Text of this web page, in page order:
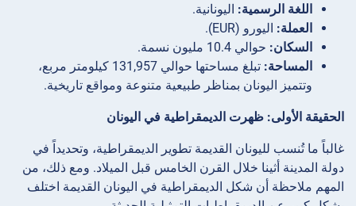
اللغة الرسمية: اليونانية.
العملة: اليورو (EUR).
السكان: حوالي 10.4 مليون نسمة.
المساحة:
تبلغ مساحتها حوالي 131,957 كيلومتر مربع،
وتتميز اليونان بمناظر طبيعية متنوعة ومواقع تاريخية.
الحقيقة الأولى: ظهرت الديمقراطية في اليونان
غالباً ما تُنسب لليونان القديمة تطوير الديمقراطية، وتحديداً في
دولة المدينة أثينا خلال القرن الخامس قبل الميلاد. ومع ذلك، من
المهم ملاحظة أن شكل الديمقراطية في اليونان القديمة اختلف